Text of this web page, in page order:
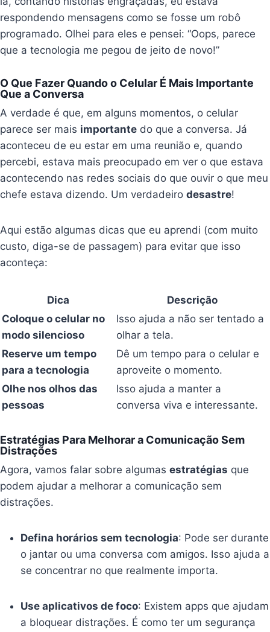
respondendo mensagens como se fosse um robô
programado. Olhei para eles e pensei: “Oops, parece
que a tecnologia me pegou de jeito de novo!”
O Que Fazer Quando o Celular É Mais Importante
Que a Conversa
A verdade é que, em alguns momentos, o celular
parece ser mais importante do que a conversa. Já
aconteceu de eu estar em uma reunião e, quando
percebi, estava mais preocupado em ver o que estava
acontecendo nas redes sociais do que ouvir o que meu
chefe estava dizendo. Um verdadeirodesastre!
Aqui estão algumas dicas que eu aprendi (com muito
custo, diga-se de passagem) para evitar que isso
aconteça:
Dica
Descrição
Coloque o celular no
modo silencioso
Isso ajuda a não ser tentado a
olhar a tela.
Reserve um tempo
para a tecnologia
Dê um tempo para o celular e
aproveite o momento.
Olhe nos olhos das
pessoas
Isso ajuda a manter a
conversa viva e interessante.
Estratégias Para Melhorar a Comunicação Sem
Distrações
Agora, vamos falar sobre algumasestratégias que
podem ajudar a melhorar a comunicação sem
distrações.
Defina horários sem tecnologia: Pode ser durante
o jantar ou uma conversa com amigos. Isso ajuda a
se concentrar no que realmente importa.
Use aplicativos de foco: Existem apps que ajudam
a bloquear distrações. É como ter um segurança